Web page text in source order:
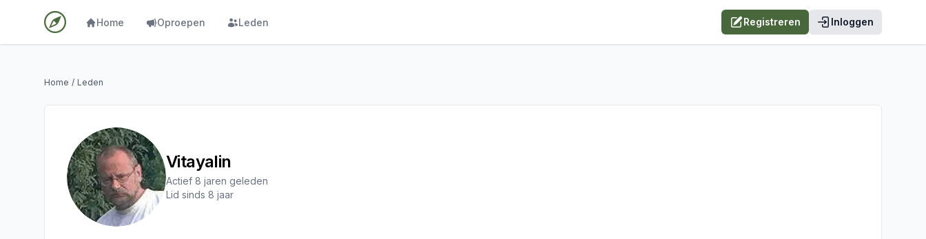
Home Oproepen Leden Registreren Inloggen
Home / Leden
Vitayalin
Actief 8 jaren geleden
Lid sinds 8 jaar